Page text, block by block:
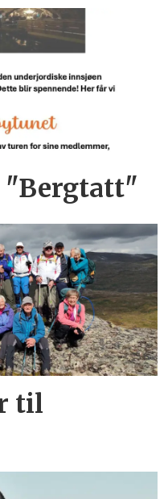
"Bergtatt"
til